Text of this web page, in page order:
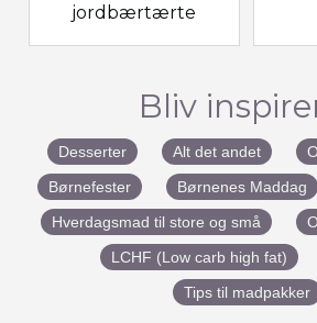
jordbærtærte
Bliv
Desserter Alt det andet
Børnefester
Børnenes Maddag
Hverdagsmad til store og små
LCHF (Low carb high fat)
Tips til madpakker